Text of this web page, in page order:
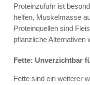
Proteinzufuhr ist
helfen, Muskelmasse
Proteinquellen sind
pflanzliche Alternativen
Fette: Unverzichtbar
Fette sind ein weiterer